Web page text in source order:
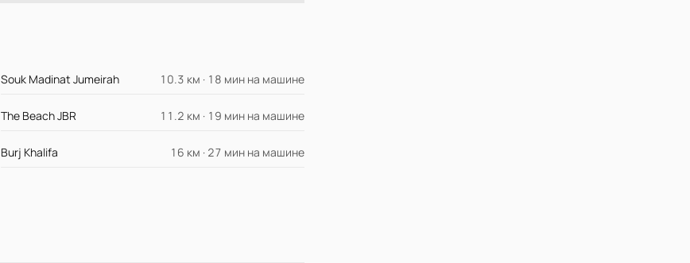
Souk Madinat Jumeirah 10.3 км · 18 мин на машине
The Beach JBR 11.2 км · 19 мин на машине
Burj Khalifa 16 км · 27 мин на машине